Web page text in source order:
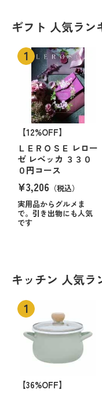
ギフト 人気ラン
【12%OFF】
ＬＥＲＯＳＥ レロー
ゼ レベッカ ３３０
０円コース
¥3,206 （税込）
実用品からグルメま
で。引き出物にも人気
です
キッチン 人気ラ
【36%OFF】